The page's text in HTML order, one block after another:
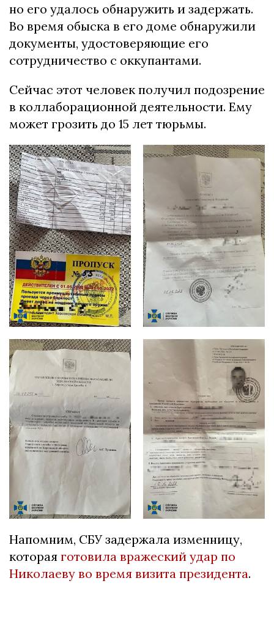
но его удалось обнаружить и задержать.
Во время обыска в его доме обнаружили
документы, удостоверяющие его
сотрудничество с оккупантами.
Сейчас этот человек получил подозрение
в коллаборационной деятельности. Ему
может грозить до 15 лет тюрьмы.
Напомним, СБУ задержала изменницу,
которая готовила вражеский удар по
Николаеву во время визита президента.